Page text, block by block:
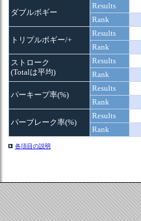
ダブルボギー
Results
Rank
トリプルボギー/+
Results
Rank
ストローク
(Totalは平均)
Results
Rank
パーキープ率(%)
Results
Rank
パーブレーク率(%)
Results
Rank
各項目の説明